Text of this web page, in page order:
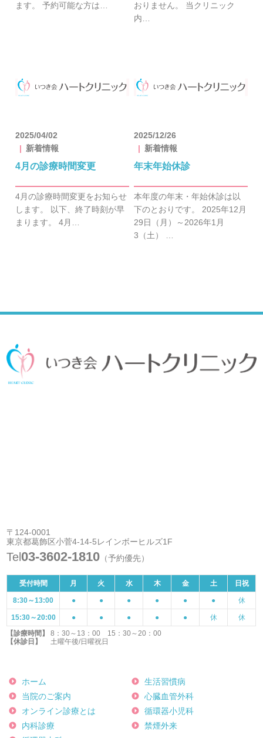
ます。 予約可能な方は…
おりません。 当クリニック
内…
2025/04/02
新着情報
4月の診療時間変更
4月の診療時間変更をお知らせ
します。 以下、終了時刻が早
まります。 4月…
2025/12/26
新着情報
年末年始休診
本年度の年末・年始休診は以
下のとおりです。 2025年12月
29日（月）～2026年1月
3（土） …
〒124-0001
東京都葛飾区小菅4-14-5レインボーヒルズ1F
Tel 03-3602-1810 （予約優先）
受付時間 月 火 水 木 金 土 日祝
8:30～13:00 ● ● ● ● ● ● 休
15:30～20:00 ● ● ● ● ● 休
休
【診療時間】
8：30～13：00 15：30～20：00
【休診日】
土曜午後/日曜祝日
ホーム
当院のご案内
オンライン診療とは
内科診療
生活習慣病
心臓血管外科
循環器小児科
禁煙外来